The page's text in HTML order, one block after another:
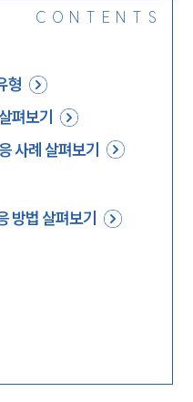
CONTENTS
형
펴보기
사례 살펴보기
방법 살펴보기